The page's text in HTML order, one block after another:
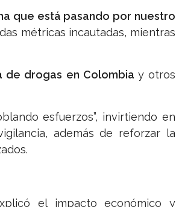
que está pasando por nuestro
métricas incautadas, mientras
drogas en Colombia y otros
esfuerzos”, invirtiendo en
además de reforzar la
el impacto económico y